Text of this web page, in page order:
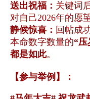
送出祝福： 关键词
对自己2026年的愿望
静候惊喜： 回帖成
本命数字数量的“压
都是如此。
【参与举例】：